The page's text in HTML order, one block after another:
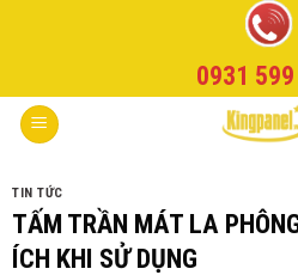
0931
TIN TỨC
TẤM TRẦN MÁT LA
ÍCH KHI SỬ DỤNG